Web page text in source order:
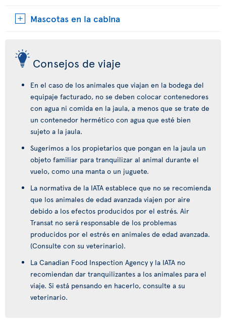
Mascotas en la cabina
Consejos de viaje
En el caso de los animales que viajan en la bodega del
equipaje facturado, no se deben colocar contenedores
con agua ni comida en la jaula, a menos que se trate de
un contenedor hermético con agua que esté bien
sujeto a la jaula.
Sugerimos a los propietarios que pongan en la jaula un
objeto familiar para tranquilizar al animal durante el
vuelo, como una manta o un juguete.
La normativa de la IATA establece que no se recomienda
que los animales de edad avanzada viajen por aire
debido a los efectos producidos por el estrés. Air
Transat no será responsable de los problemas
producidos por el estrés en animales de edad avanzada.
(Consulte con su veterinario).
La Canadian Food Inspection Agency y la IATA no
recomiendan dar tranquilizantes a los animales para el
viaje. Si está pensando en hacerlo, consulte a su
veterinario.